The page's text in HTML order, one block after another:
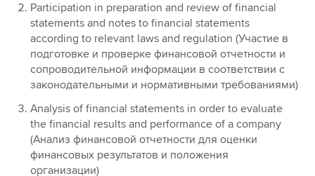
Participation in preparation and review of financial
statements and notes to financial statements
according to relevant laws and regulation (Участие в
подготовке и проверке финансовой отчетности и
сопроводительной информации в соответствии с
законодательными и нормативными требованиями)
Analysis of financial statements in order to evaluate
the financial results and performance of a company
(Анализ финансовой отчетности для оценки
финансовых результатов и положения
организации)